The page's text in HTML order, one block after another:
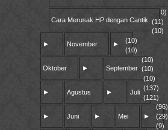
Cara Merusak HP dengan Cantik
► November ►
Oktober ► September
► Agustus
0)
► Juli
(11)
► Juni
(10)
► Mei
(10)
►
(10)
(10)
(10)
(10)
(137)
(121)
(96)
(29)
(9)